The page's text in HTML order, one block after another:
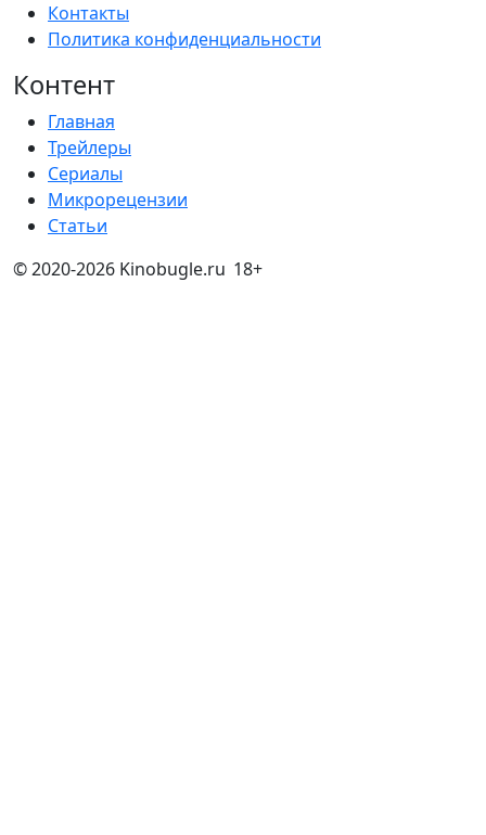
Контакты
Политика конфиденциальности
Контент
Главная
Трейлеры
Сериалы
Микрорецензии
Статьи
© 2020-2026 Kinobugle.ru 18+